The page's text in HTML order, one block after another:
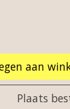
aan
Plaats